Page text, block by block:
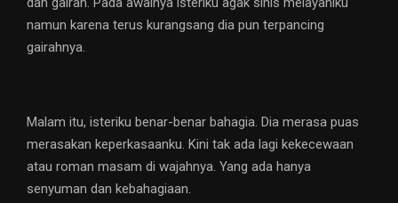
namun karena terus kurangsang dia pun terpancing
gairahnya.
Malam itu, isteriku benar-benar bahagia. Dia merasa puas
merasakan keperkasaanku. Kini tak ada lagi kekecewaan
atau roman masam di wajahnya. Yang ada hanya
senyuman dan kebahagiaan.